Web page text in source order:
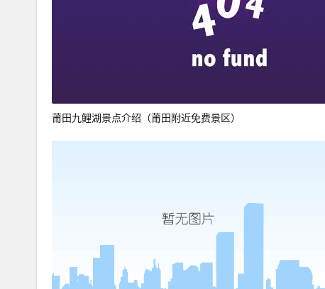
莆田九鲤湖景点介绍（莆田附近免费景区）